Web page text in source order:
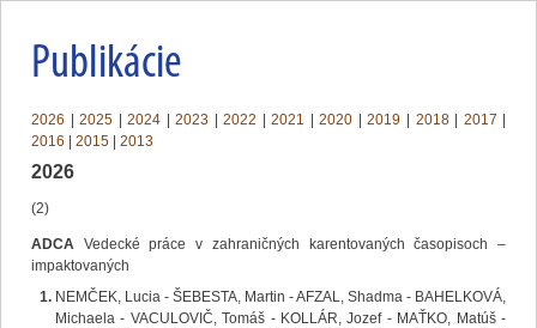
Publikácie
2026 |2025 |2024 |2023 |2022 |2021 |2020 |2019 2018| 2017
2016
2015 2013
2026
(2)
ADCA Vedecké práce v zahraničných karentovaných časopisoch –
impaktovaných
NEMČEK, Lucia - ŠEBESTA, Martin - AFZAL, Shadma - BAHELKOVÁ,
Michaela - VACULOVIČ, Tomáš - KOLLÁR, Jozef - MAŤKO, Matúš -